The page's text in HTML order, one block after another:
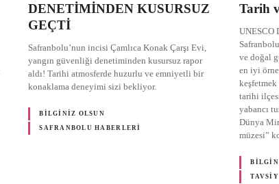
DENETİMİNDEN KUSURSUZ
GEÇTİ
Safranbolu’nun incisi Çamlıca Konak Çarşı Evi,
yangın güvenliği denetiminden kusursuz rapor
aldı! Tarihi atmosferde huzurlu ve emniyetli bir
konaklama deneyimi sizi bekliyor.
BILGINIZ OLSUN
SAFRANBOLU HABERLERI
Tarih
UNESCO
ve doğal
en iyi
keşfetmek
tarihi
yabancı
Dünya
müzesi”